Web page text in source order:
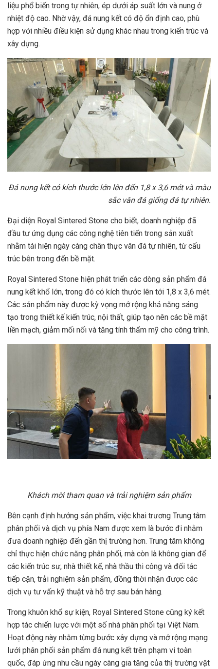
liệu phổ biến trong tự nhiên, ép dưới áp suất lớn và nung ở
nhiệt độ cao. Nhờ vậy, đá nung kết có độ ổn định cao, phù
hợp với nhiều điều kiện sử dụng khác nhau trong kiến trúc và
xây dựng.
Đá nung kết có kích thước lớn lên đến 1,8 x 3,6 mét và màu
sắc vân đá giống đá tự nhiên.
Đại diện Royal Sintered Stone cho biết, doanh nghiệp đã
đầu tư ứng dụng các công nghệ tiên tiến trong sản xuất
nhằm tái hiện ngày càng chân thực vân đá tự nhiên, từ cấu
trúc bên trong đến bề mặt.
Royal Sintered Stone hiện phát triển các dòng sản phẩm đá
nung kết khổ lớn, trong đó có kích thước lên tới 1,8 x 3,6 mét.
Các sản phẩm này được kỳ vọng mở rộng khả năng sáng
tạo trong thiết kế kiến trúc, nội thất, giúp tạo nên các bề mặt
liền mạch, giảm mối nối và tăng tính thẩm mỹ cho công trình.
Khách mời tham quan và trải nghiệm sản phẩm
Bên cạnh định hướng sản phẩm, việc khai trương Trung tâm
phân phối và dịch vụ phía Nam được xem là bước đi nhằm
đưa doanh nghiệp đến gần thị trường hơn. Trung tâm không
chỉ thực hiện chức năng phân phối, mà còn là không gian để
các kiến trúc sư, nhà thiết kế, nhà thầu thi công và đối tác
tiếp cận, trải nghiệm sản phẩm, đồng thời nhận được các
dịch vụ tư vấn kỹ thuật và hỗ trợ sau bán hàng.
Trong khuôn khổ sự kiện, Royal Sintered Stone cũng ký kết
hợp tác chiến lược với một số nhà phân phối tại Việt Nam.
Hoạt động này nhằm từng bước xây dựng và mở rộng mạng
lưới phân phối sản phẩm đá nung kết trên phạm vi toàn
quốc, đáp ứng nhu cầu ngày càng gia tăng của thị trường vật